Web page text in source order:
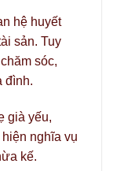
hệ huyết
sản. Tuy
sóc,
đình.
già yếu,
nghĩa vụ
kế.